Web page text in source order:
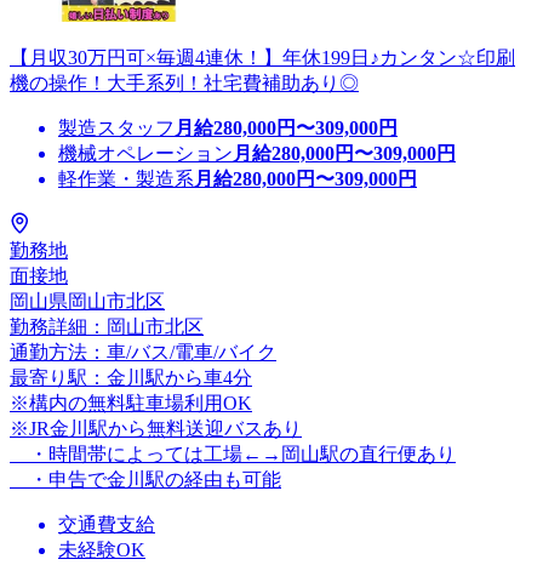
【月収30万円可×毎週4連休！】年休199日♪カンタン☆印刷
機の操作！大手系列！社宅費補助あり◎
製造スタッフ 月給280,000円〜309,000円
機械オペレーション 月給280,000円〜309,000円
軽作業・製造系 月給280,000円〜309,000円
勤務地
面接地
岡山県岡山市北区
勤務詳細：岡山市北区
通勤方法：車/バス/電車/バイク
最寄り駅：金川駅から車4分
※構内の無料駐車場利用OK
※JR金川駅から無料送迎バスあり
・時間帯によっては工場←→岡山駅の直行便あり
・申告で金川駅の経由も可能
交通費支給
未経験OK